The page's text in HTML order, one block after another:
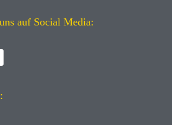
auf Social Media: